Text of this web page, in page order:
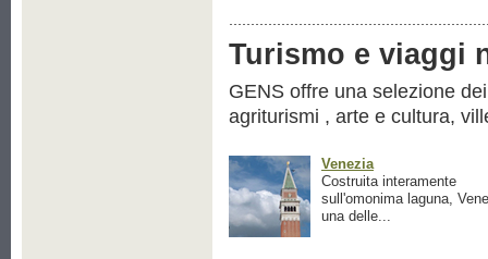
Turismo e viaggi
GENS offre una selezione
agriturismi , arte e cultura,
Venezia
Costruita interamente
sull'omonima laguna,
una delle...